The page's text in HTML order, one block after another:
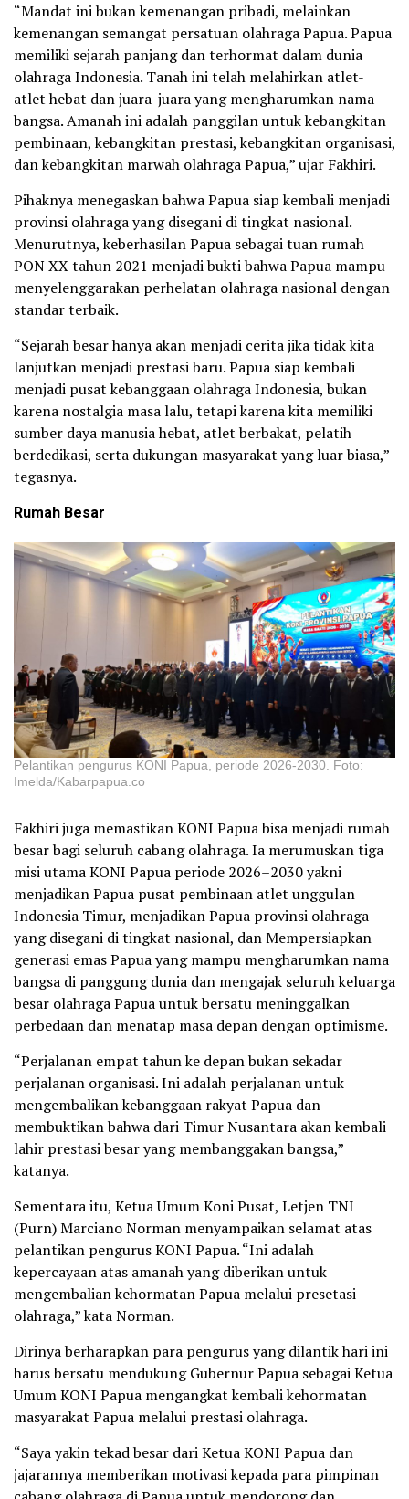
“Mandat ini bukan kemenangan pribadi, melainkan
kemenangan semangat persatuan olahraga Papua. Papua
memiliki sejarah panjang dan terhormat dalam dunia
olahraga Indonesia. Tanah ini telah melahirkan atlet-
atlet hebat dan juara-juara yang mengharumkan nama
bangsa. Amanah ini adalah panggilan untuk kebangkitan
pembinaan, kebangkitan prestasi, kebangkitan organisasi,
dan kebangkitan marwah olahraga Papua,” ujar Fakhiri.
Pihaknya menegaskan bahwa Papua siap kembali menjadi
provinsi olahraga yang disegani di tingkat nasional.
Menurutnya, keberhasilan Papua sebagai tuan rumah
PON XX tahun 2021 menjadi bukti bahwa Papua mampu
menyelenggarakan perhelatan olahraga nasional dengan
standar terbaik.
“Sejarah besar hanya akan menjadi cerita jika tidak kita
lanjutkan menjadi prestasi baru. Papua siap kembali
menjadi pusat kebanggaan olahraga Indonesia, bukan
karena nostalgia masa lalu, tetapi karena kita memiliki
sumber daya manusia hebat, atlet berbakat, pelatih
berdedikasi, serta dukungan masyarakat yang luar biasa,”
tegasnya.
Rumah Besar
Pelantikan pengurus KONI Papua, periode 2026-2030. Foto:
Imelda/Kabarpapua.co
Fakhiri juga memastikan KONI Papua bisa menjadi rumah
besar bagi seluruh cabang olahraga. Ia merumuskan tiga
misi utama KONI Papua periode 2026–2030 yakni
menjadikan Papua pusat pembinaan atlet unggulan
Indonesia Timur, menjadikan Papua provinsi olahraga
yang disegani di tingkat nasional, dan Mempersiapkan
generasi emas Papua yang mampu mengharumkan nama
bangsa di panggung dunia dan mengajak seluruh keluarga
besar olahraga Papua untuk bersatu meninggalkan
perbedaan dan menatap masa depan dengan optimisme.
“Perjalanan empat tahun ke depan bukan sekadar
perjalanan organisasi. Ini adalah perjalanan untuk
mengembalikan kebanggaan rakyat Papua dan
membuktikan bahwa dari Timur Nusantara akan kembali
lahir prestasi besar yang membanggakan bangsa,”
katanya.
Sementara itu, Ketua Umum Koni Pusat, Letjen TNI
(Purn) Marciano Norman menyampaikan selamat atas
pelantikan pengurus KONI Papua. “Ini adalah
kepercayaan atas amanah yang diberikan untuk
mengembalian kehormatan Papua melalui presetasi
olahraga,” kata Norman.
Dirinya berharapkan para pengurus yang dilantik hari ini
harus bersatu mendukung Gubernur Papua sebagai Ketua
Umum KONI Papua mengangkat kembali kehormatan
masyarakat Papua melalui prestasi olahraga.
“Saya yakin tekad besar dari Ketua KONI Papua dan
jajarannya memberikan motivasi kepada para pimpinan